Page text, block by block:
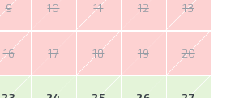
9 10 11 12 13
16 17 18 19 20